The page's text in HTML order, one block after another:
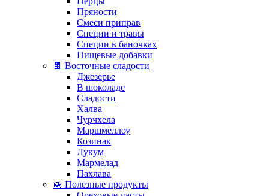
Пряности
Смеси приправ
Специи и травы
Специи в баночках
Пищевые добавки
🍫 Восточные сладости
Джезерье
В шоколаде
Сладости
Халва
Чурчхела
Маршмеллоу
Козинак
Лукум
Мармелад
Пахлава
🍯 Полезные продукты